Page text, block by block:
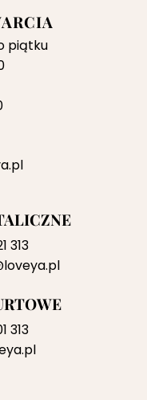
piątku
313
313